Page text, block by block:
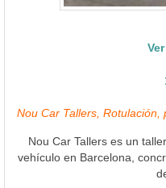
Nou Car Tallers, Rotulación,
Nou Car Tallers es un
vehículo en Barcelona,